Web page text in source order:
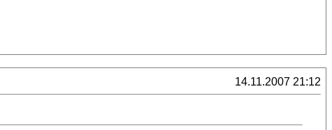
14.11.2007 21:12